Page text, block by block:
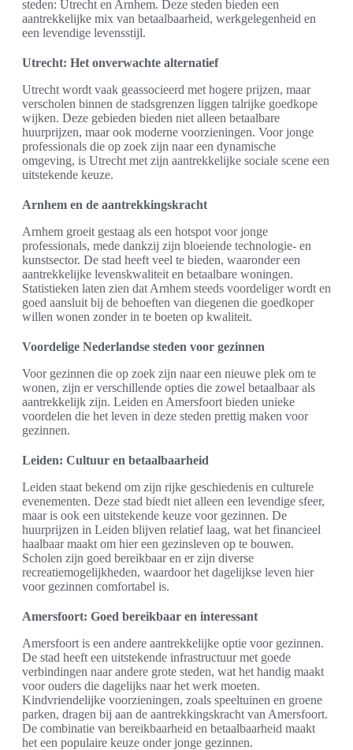
steden: Utrecht en Arnhem. Deze steden bieden een
aantrekkelijke mix van betaalbaarheid, werkgelegenheid en
een levendige levensstijl.
Utrecht: Het onverwachte alternatief
Utrecht wordt vaak geassocieerd met hogere prijzen, maar
verscholen binnen de stadsgrenzen liggen talrijke goedkope
wijken. Deze gebieden bieden niet alleen betaalbare
huurprijzen, maar ook moderne voorzieningen. Voor jonge
professionals die op zoek zijn naar een dynamische
omgeving, is Utrecht met zijn aantrekkelijke sociale scene een
uitstekende keuze.
Arnhem en de aantrekkingskracht
Arnhem groeit gestaag als een hotspot voor jonge
professionals, mede dankzij zijn bloeiende technologie- en
kunstsector. De stad heeft veel te bieden, waaronder een
aantrekkelijke levenskwaliteit en betaalbare woningen.
Statistieken laten zien dat Arnhem steeds voordeliger wordt en
goed aansluit bij de behoeften van diegenen die goedkoper
willen wonen zonder in te boeten op kwaliteit.
Voordelige Nederlandse steden voor gezinnen
Voor gezinnen die op zoek zijn naar een nieuwe plek om te
wonen, zijn er verschillende opties die zowel betaalbaar als
aantrekkelijk zijn. Leiden en Amersfoort bieden unieke
voordelen die het leven in deze steden prettig maken voor
gezinnen.
Leiden: Cultuur en betaalbaarheid
Leiden staat bekend om zijn rijke geschiedenis en culturele
evenementen. Deze stad biedt niet alleen een levendige sfeer,
maar is ook een uitstekende keuze voor gezinnen. De
huurprijzen in Leiden blijven relatief laag, wat het financieel
haalbaar maakt om hier een gezinsleven op te bouwen.
Scholen zijn goed bereikbaar en er zijn diverse
recreatiemogelijkheden, waardoor het dagelijkse leven hier
voor gezinnen comfortabel is.
Amersfoort: Goed bereikbaar en interessant
Amersfoort is een andere aantrekkelijke optie voor gezinnen.
De stad heeft een uitstekende infrastructuur met goede
verbindingen naar andere grote steden, wat het handig maakt
voor ouders die dagelijks naar het werk moeten.
Kindvriendelijke voorzieningen, zoals speeltuinen en groene
parken, dragen bij aan de aantrekkingskracht van Amersfoort.
De combinatie van bereikbaarheid en betaalbaarheid maakt
het een populaire keuze onder jonge gezinnen.